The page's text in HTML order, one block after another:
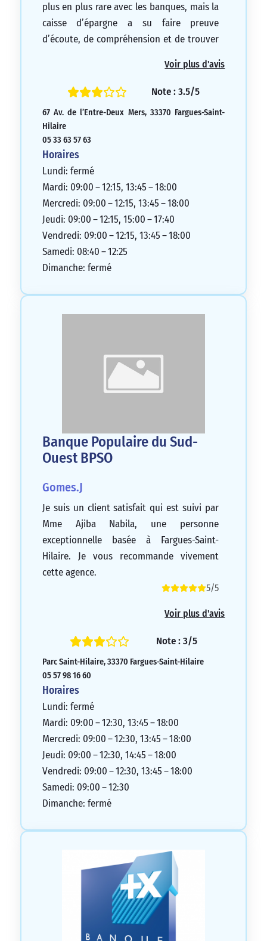
plus en plus rare avec les banques, mais la
caisse d’épargne a su faire preuve
d’écoute, de compréhension et de trouver
Voir plus d'avis
Note : 3.5/5
67 Av. de l’Entre-Deux Mers, 33370 Fargues-Saint-
Hilaire
05 33 63 57 63
Horaires
Lundi: fermé
Mardi: 09:00 – 12:15, 13:45 – 18:00
Mercredi: 09:00 – 12:15, 13:45 – 18:00
Jeudi: 09:00 – 12:15, 15:00 – 17:40
Vendredi: 09:00 – 12:15, 13:45 – 18:00
Samedi: 08:40 – 12:25
Dimanche: fermé
Banque Populaire du Sud-
Ouest BPSO
Gomes.J
Je suis un client satisfait qui est suivi par
Mme Ajiba Nabila, une personne
exceptionnelle basée à Fargues-Saint-
Hilaire. Je vous recommande vivement
cette agence.
5/5
Voir plus d'avis
Note : 3/5
Parc Saint-Hilaire, 33370 Fargues-Saint-Hilaire
05 57 98 16 60
Horaires
Lundi: fermé
Mardi: 09:00 – 12:30, 13:45 – 18:00
Mercredi: 09:00 – 12:30, 13:45 – 18:00
Jeudi: 09:00 – 12:30, 14:45 – 18:00
Vendredi: 09:00 – 12:30, 13:45 – 18:00
Samedi: 09:00 – 12:30
Dimanche: fermé